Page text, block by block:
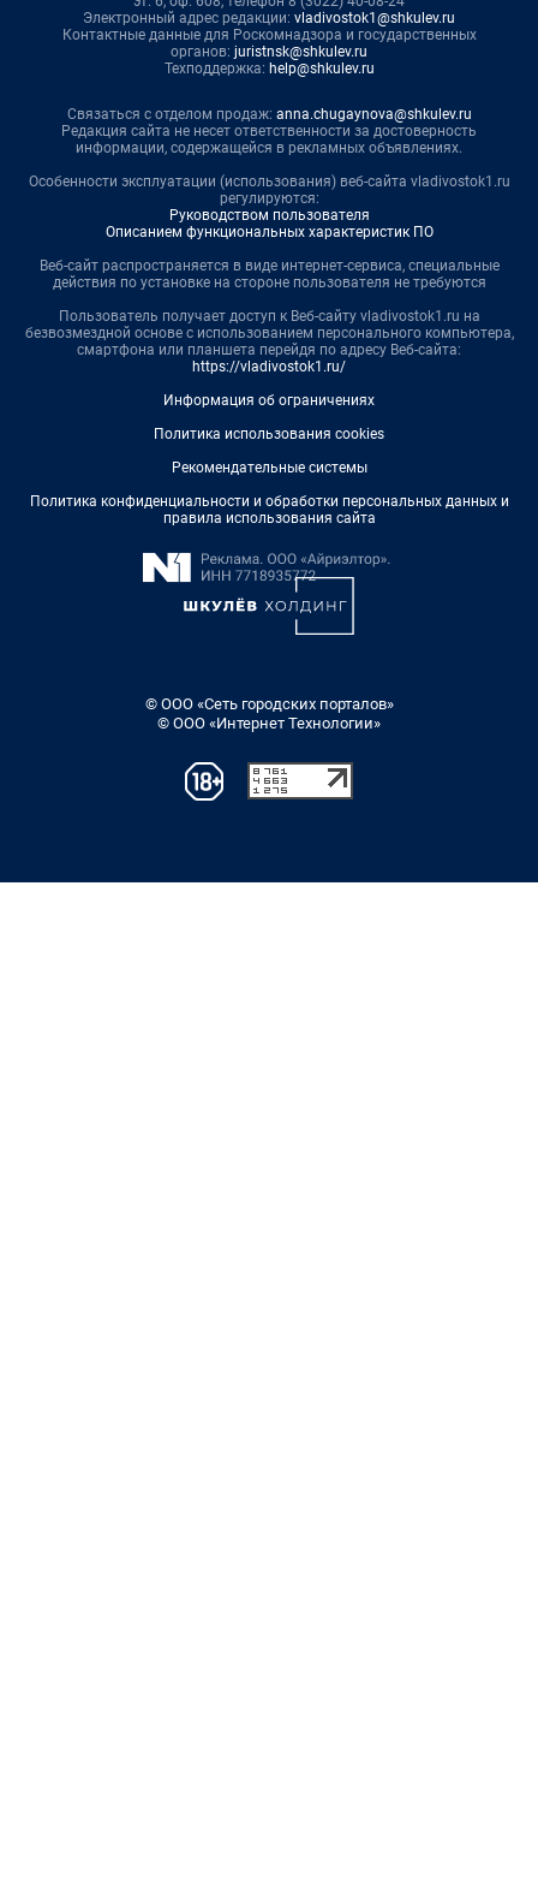
Электронный адрес редакции: vladivostok1@shkulev.ru
Контактные данные для Роскомнадзора и государственных
органов: juristnsk@shkulev.ru
Техподдержка: help@shkulev.ru
Связаться с отделом продаж: anna.chugaynova@shkulev.ru
Редакция сайта не несет ответственности за достоверность
информации, содержащейся в рекламных объявлениях.
Особенности эксплуатации (использования) веб-сайта vladivostok1.ru
регулируются:
Руководством пользователя
Описанием функциональных характеристик ПО
Веб-сайт распространяется в виде интернет-сервиса, специальные
действия по установке на стороне пользователя не требуются
Пользователь получает доступ к Веб-сайту vladivostok1.ru на
безвозмездной основе с использованием персонального компьютера,
смартфона или планшета перейдя по адресу Веб-сайта:
https://vladivostok1.ru/
Информация об ограничениях
Политика использования cookies
Рекомендательные системы
Политика конфиденциальности и обработки персональных данных и
правила использования сайта
© ООО «Сеть городских порталов»
© ООО «Интернет Технологии»